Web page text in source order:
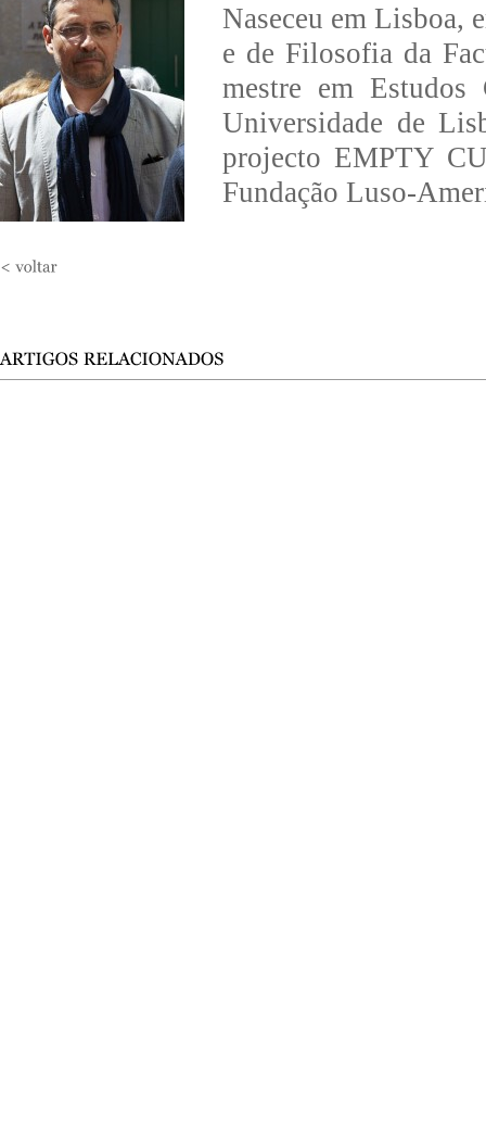
Naseceu em Lisboa,
e de Filosofia da
mestre em Estudos
Universidade de
projecto EMPTY
Fundação Luso-